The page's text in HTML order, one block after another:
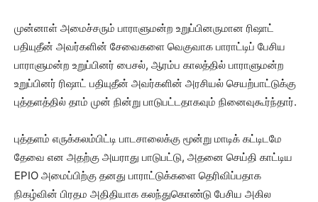
முன்னாள் அமைச்சரும் பாராளுமன்ற உறுப்பினருமான ரிஷாட்
பதியுதீன் அவர்களின் சேவைகளை வெகுவாக பாராட்டிப் பேசிய
பாராளுமன்ற உறுப்பினர் பைசல், ஆரம்ப காலத்தில் பாராளுமன்ற
உறுப்பினர் ரிஷாட் பதியுதீன் அவர்களின் அரசியல் செயற்பாட்டுக்கு
புத்தளத்தில் தாம் முன் நின்று பாடுபட்டதாகவும் நினைவுகூர்ந்தார்.
புத்தளம் எருக்கலம்பிட்டி பாடசாலைக்கு மூன்று மாடிக் கட்டிடமே
தேவை என அதற்கு அயராது பாடுபட்டு, அதனை செய்தி காட்டிய
EPIO அமைப்பிற்கு தனது பாராட்டுக்களை தெரிவிப்பதாக
நிகழ்வின் பிரதம அதிதியாக கலந்துகொண்டு பேசிய அகில